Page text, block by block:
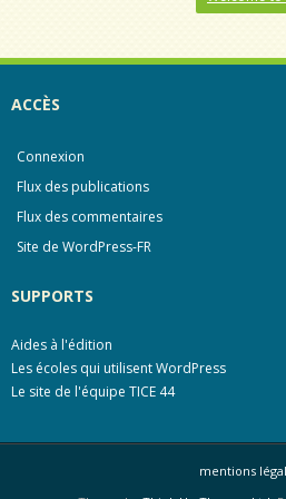
ACCÈS
Connexion
Flux des publications
Flux des commentaires
Site de WordPress-FR
SUPPORTS
Aides à l'édition
Les écoles qui utilisent WordPress
Le site de l'équipe TICE 44
mentions